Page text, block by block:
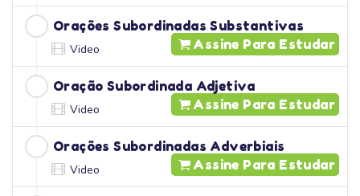
Orações Subordinadas Substantivas
Assine Para Estudar
Video
Oração Subordinada Adjetiva
Assine Para Estudar
Video
Orações Subordinadas Adverbiais
Assine Para Estudar
Video